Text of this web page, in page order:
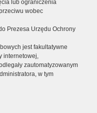
lub ograniczenia
wobec
Prezesa Urzędu Ochrony
jest fakultatywne
internetowej,
zautomatyzowanym
w tym